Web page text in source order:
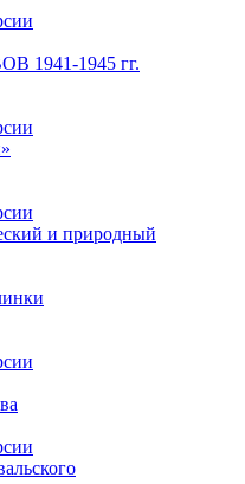
1941-1945 гг.
и природный